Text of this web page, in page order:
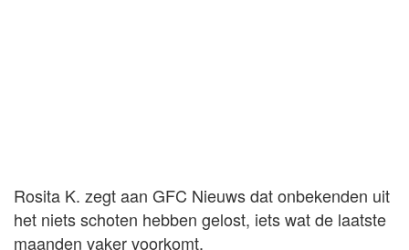
Rosita K. zegt aan GFC Nieuws dat onbekenden uit
het niets schoten hebben gelost, iets wat de laatste
maanden vaker voorkomt.